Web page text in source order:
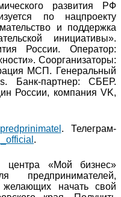
развития РФ
по нацпроекту
и поддержка
инициативы».
России. Оператор:
Соорганизаторы:
МСП. Генеральный
Банк-партнер: СБЕР.
России, компания VK,
. Телеграм-
.
центра «Мой бизнес»
предпринимателей,
начать свой